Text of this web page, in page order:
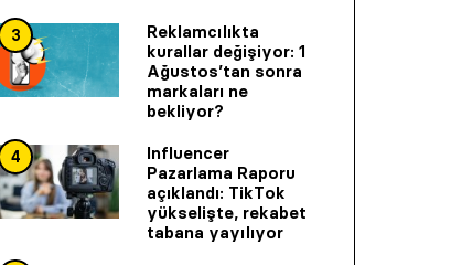
3
Reklamcılıkta
kurallar değişiyor: 1
Ağustos’tan sonra
markaları ne
bekliyor?
4
Influencer
Pazarlama Raporu
açıklandı: TikTok
yükselişte, rekabet
tabana yayılıyor